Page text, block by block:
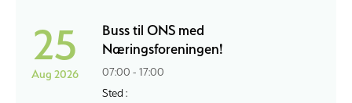
25
Aug 2026
Buss til ONS med
Næringsforeningen!
07:00 - 17:00
Sted :